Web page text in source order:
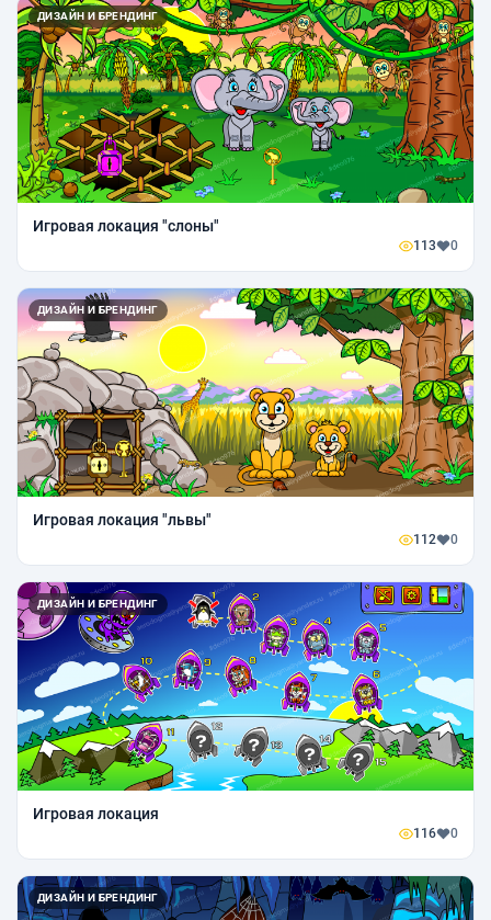
ДИЗАЙН И БРЕНДИНГ
Игровая локация "слоны"
113 0
ДИЗАЙН И БРЕНДИНГ
Игровая локация "львы"
112 0
ДИЗАЙН И БРЕНДИНГ
Игровая локация
116 0
ДИЗАЙН И БРЕНДИНГ